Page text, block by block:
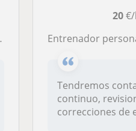
20
Entrenador personal especializado en mejora del rendimiento
Tendremos
continuo,
correcciones de